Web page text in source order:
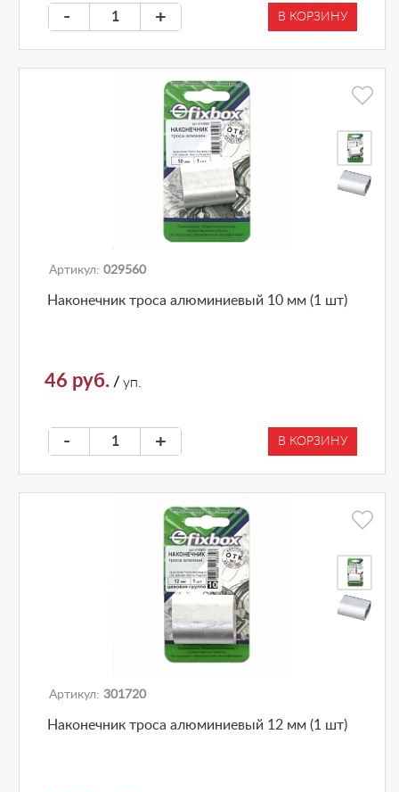
- + В КОРЗИНУ
Артикул: 029560
Наконечник троса алюминиевый 10 мм (1 шт)
46 руб. / уп.
- + В КОРЗИНУ
Артикул: 301720
Наконечник троса алюминиевый 12 мм (1 шт)